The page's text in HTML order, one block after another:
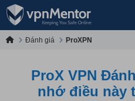
Đánh giá ProXPN
ProX VPN
nhớ điều này